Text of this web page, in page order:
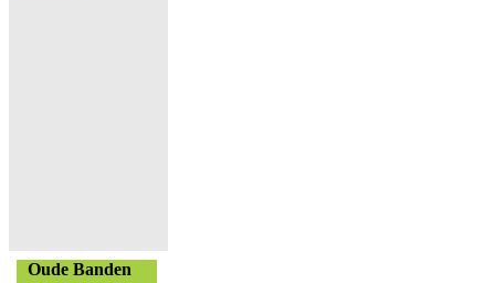
Oude Banden